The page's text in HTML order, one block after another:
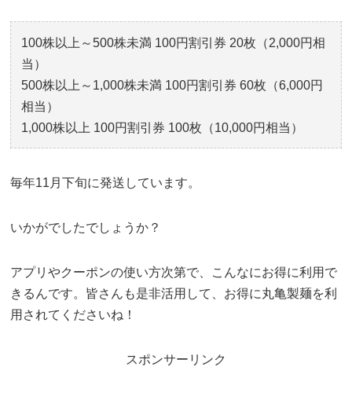
100株以上～500株未満 100円割引券 20枚（2,000円相
当）
500株以上～1,000株未満 100円割引券 60枚（6,000円
相当）
1,000株以上 100円割引券 100枚（10,000円相当）
毎年11月下旬に発送しています。
いかがでしたでしょうか？
アプリやクーポンの使い方次第で、こんなにお得に利用で
きるんです。皆さんも是非活用して、お得に丸亀製麺を利
用されてくださいね！
スポンサーリンク